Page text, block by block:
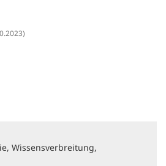
Wissensverbreitung,